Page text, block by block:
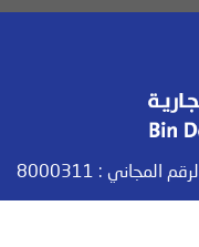
الهامة والرائدة وتعمل في عدة
المجاني : 8000311